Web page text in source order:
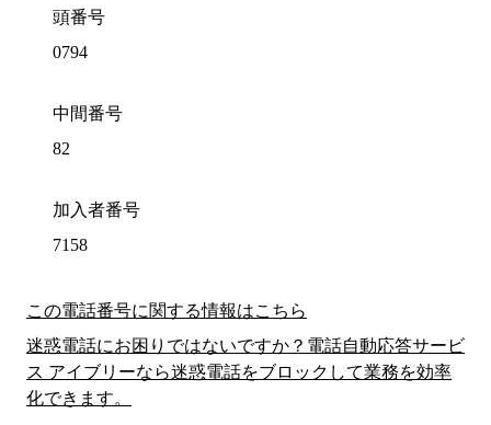
頭番号
0794
中間番号
82
加入者番号
7158
この電話番号に関する情報はこちら
迷惑電話にお困りではないですか？電話自動応答サービ
ス アイブリーなら迷惑電話をブロックして業務を効率
化できます。